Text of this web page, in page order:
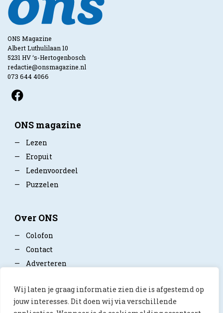
Wij laten je graag informatie zien die is afgestemd op
jouw interesses. Dit doen wij via verschillende
ONS Magazine
Albert Luthulilaan 10
5231 HV ‘s-Hertogenbosch
redactie@onsmagazine.nl
073 644 4066
ONS magazine
—
Lezen
—
Eropuit
—
Ledenvoordeel
—
Puzzelen
Over ONS
—
Colofon
—
Contact
—
Adverteren
—Privacy policy